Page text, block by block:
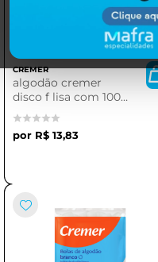
CREMER
algodão cremer
disco f lisa com 100
unidades | higiene e
cuidado
personalizado
R$ 13,83